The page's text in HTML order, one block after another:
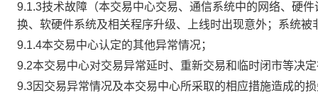
9.1.3技术故障（本交易中心交易、通信系统中的网络、硬
换、软硬件系统及相关程序升级、上线时出现意外；系统
9.1.4本交易中心认定的其他异常情况；
9.2本交易中心对交易异常延时、重新交易和临时闭市等决
9.3因交易异常情况及本交易中心所采取的相应措施造成的